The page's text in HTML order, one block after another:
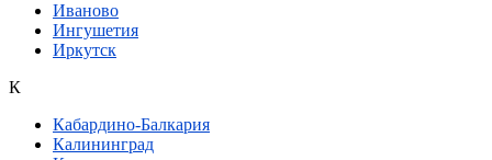
Иваново
Ингушетия
Иркутск
К
Кабардино-Балкария
Калининград